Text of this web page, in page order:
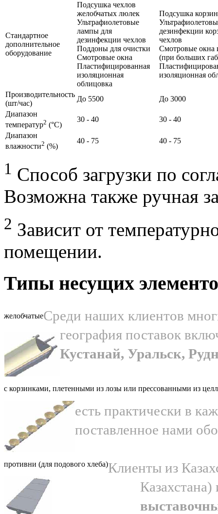
Стандартное
дополнительное
оборудование
Подсушка чехлов
желобчатых люлек
Ультрафиолетовые
лампы для
дезинфекции чехлов
Поддоны для очистки
Смотровые окна
Пластифицированная
изоляционная
облицовка
Подсушка
дезинфекции
чехлов
Смотровые окна
(при больших
изоляционная
Производительность
(шт/час)
До 5500
До 3000
Диапазон
температур2 (°С)
30 - 40
30 - 40
Диапазон
влажности2 (%)
40 - 75 40 - 75
1 Способ загрузки по
Возможна также ручная
2 Зависит от
помещении.
Типы несущих
желобчатые
с корзинками, плетенными из лозы или прессованными из
противни (для подового хлеба)
Среди наших клиентов
география поставок
Кустанай, Уральск,
есть практически в
поставленное нами
Клиенты из